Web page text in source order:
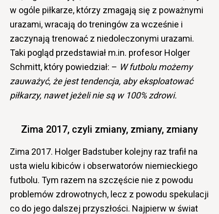
w ogóle piłkarze, którzy zmagają się z poważnymi
urazami, wracają do treningów za wcześnie i
zaczynają trenować z niedoleczonymi urazami.
Taki pogląd przedstawiał m.in. profesor Holger
Schmitt, który powiedział: – W futbolu możemy
zauważyć, że jest tendencja, aby eksploatować
piłkarzy, nawet jeżeli nie są w 100% zdrowi.
Zima 2017, czyli zmiany, zmiany, zmiany
Zima 2017. Holger Badstuber kolejny raz trafił na
usta wielu kibiców i obserwatorów niemieckiego
futbolu. Tym razem na szczęście nie z powodu
problemów zdrowotnych, lecz z powodu spekulacji
co do jego dalszej przyszłości. Najpierw w świat